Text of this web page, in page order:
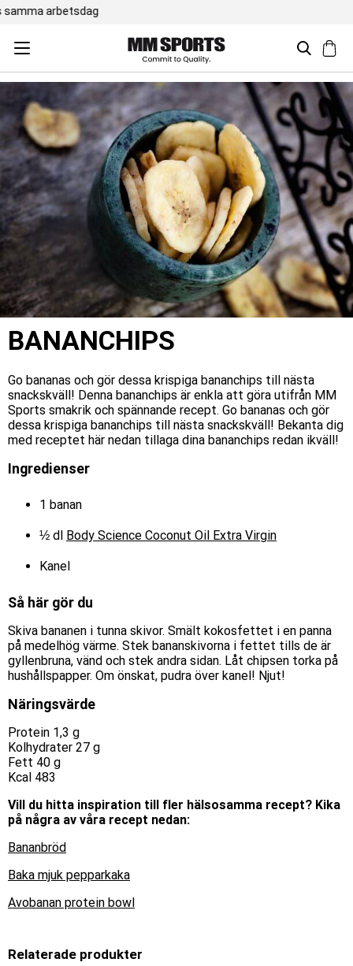
BANANCHIPS
Go bananas och gör dessa krispiga bananchips till nästa
snackskväll! Denna bananchips är enkla att göra utifrån MM
Sports smakrik och spännande recept. Go bananas och gör
dessa krispiga bananchips till nästa snackskväll! Bekanta dig
med receptet här nedan tillaga dina bananchips redan ikväll!
Ingredienser
1 banan
½ dl Body Science Coconut Oil Extra Virgin
Kanel
Så här gör du
Skiva bananen i tunna skivor. Smält kokosfettet i en panna
på medelhög värme. Stek bananskivorna i fettet tills de är
gyllenbruna, vänd och stek andra sidan. Låt chipsen torka på
hushållspapper. Om önskat, pudra över kanel! Njut!
Näringsvärde
Protein 1,3 g
Kolhydrater 27 g
Fett 40 g
Kcal 483
Vill du hitta inspiration till fler hälsosamma recept? Kika
på några av våra recept nedan:
Bananbröd
Baka mjuk pepparkaka
Avobanan protein bowl
Relaterade produkter